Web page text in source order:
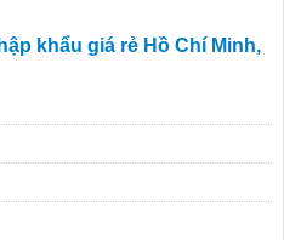
khẩu giá rẻ Hồ Chí Minh,